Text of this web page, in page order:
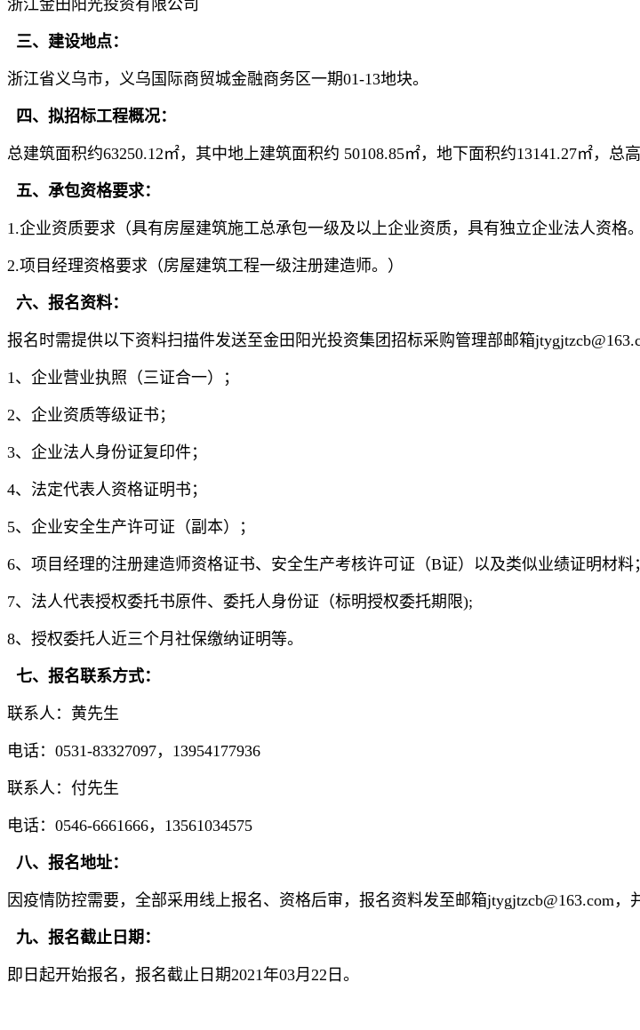
浙江金田阳光投资有限公司
三、建设地点：
浙江省义乌市，义乌国际商贸城金融商务区一期01-13地块。
四、拟招标工程概况：
总建筑面积约63250.12㎡，其中地上建筑面积约 50108.85㎡，地下面积约13141.27㎡，总
五、承包资格要求：
1.企业资质要求（具有房屋建筑施工总承包一级及以上企业资质，具有独立企业法人资格。
2.项目经理资格要求（房屋建筑工程一级注册建造师。）
六、报名资料：
报名时需提供以下资料扫描件发送至金田阳光投资集团招标采购管理部邮箱
1、企业营业执照（三证合一）；
2、企业资质等级证书；
3、企业法人身份证复印件；
4、法定代表人资格证明书；
5、企业安全生产许可证（副本）；
6、项目经理的注册建造师资格证书、安全生产考核许可证（B证）以及类似业绩证明材料；
7、法人代表授权委托书原件、委托人身份证（标明授权委托期限);
8、授权委托人近三个月社保缴纳证明等。
七、报名联系方式：
联系人：黄先生
电话：0531-83327097，13954177936
联系人：付先生
电话：0546-6661666，13561034575
八、报名地址：
因疫情防控需要，全部采用线上报名、资格后审，报名资料发至邮箱jtygjtzcb@163.com，
九、报名截止日期：
即日起开始报名，报名截止日期2021年03月22日。